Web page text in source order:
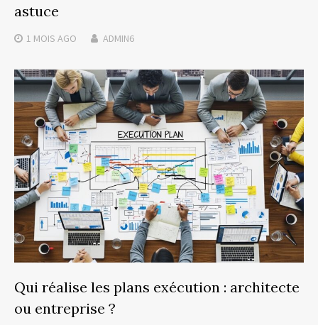
astuce
1 MOIS AGO ADMIN6
Qui réalise les plans exécution : architecte
ou entreprise ?